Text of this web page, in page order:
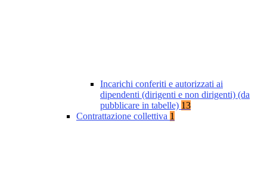
Incarichi conferiti e autorizzati ai
dipendenti (dirigenti e non dirigenti) (da
pubblicare in tabelle) 13
Contrattazione collettiva 1